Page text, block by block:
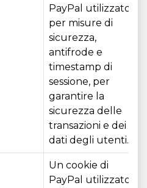
PayPal utilizzato
per misure di
sicurezza,
antifrode e
timestamp di
sessione, per
garantire la
sicurezza delle
transazioni e dei
dati degli utenti.
Un cookie di
PayPal utilizzato